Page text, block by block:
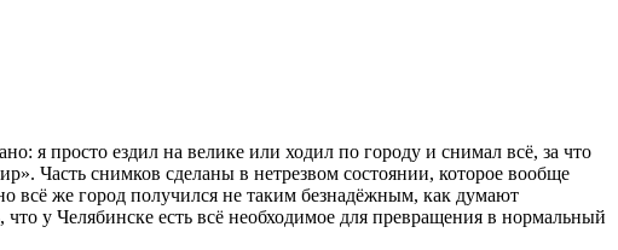
я просто ездил на велике или ходил по городу и снимал всё, за что
Часть снимков сделаны в нетрезвом состоянии, которое вообще
всё же город получился не таким безнадёжным, как думают
у Челябинске есть всё необходимое для превращения в нормальный